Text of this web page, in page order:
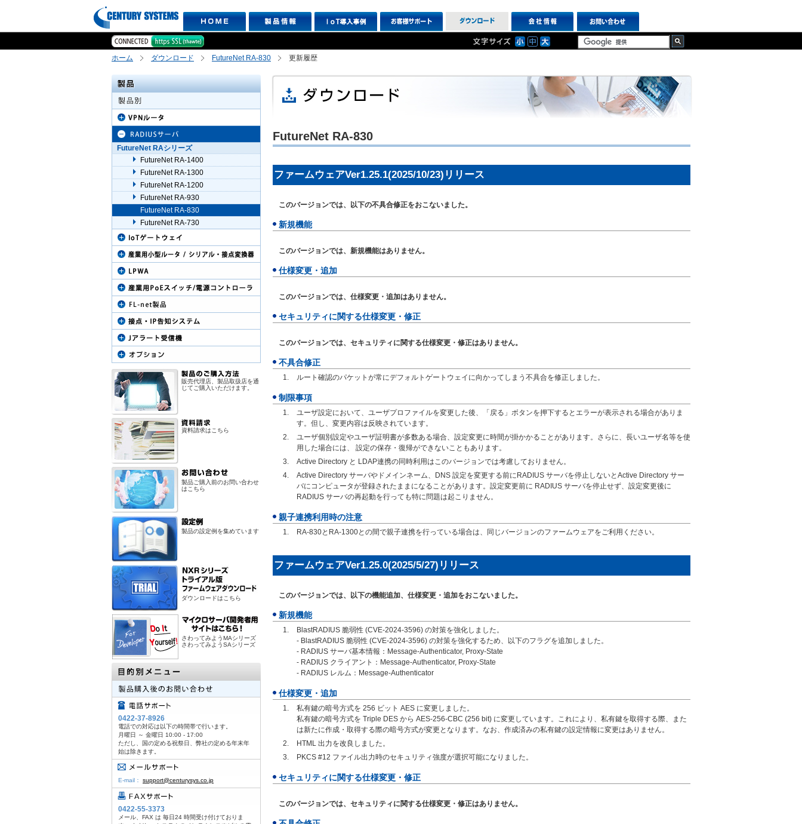
ホーム ダウンロード FutureNet RA-830 更新履歴
FutureNet RA-830
ファームウェアVer1.25.1(2025/10/23)リリース
このバージョンでは、以下の不具合修正をおこないました。
新規機能
このバージョンでは、新規機能はありません。
仕様変更・追加
このバージョンでは、仕様変更・追加はありません。
セキュリティに関する仕様変更・修正
このバージョンでは、セキュリティに関する仕様変更・修正はありません。
不具合修正
ルート確認のパケットが常にデフォルトゲートウェイに向かってしまう不具合を修正しました。
制限事項
ユーザ設定において、ユーザプロファイルを変更した後、「戻る」ボタンを押下するとエラーが表示される場合がありま
す。但し、変更内容は反映されています。
ユーザ個別設定やユーザ証明書が多数ある場合、設定変更に時間が掛かかることがあります。さらに、長いユーザ名等を使
用した場合には、 設定の保存・復帰ができないこともあります。
Active Directory と LDAP連携の同時利用はこのバージョンでは考慮しておりません。
Active Directory サーバやドメインネーム、DNS 設定を変更する前にRADIUS サーバを停止しないとActive Directory サー
バにコンピュータが登録されたままになることがあります。設定変更前に RADIUS サーバを停止せず、設定変更後に
RADIUS サーバの再起動を行っても特に問題は起こりません。
親子連携利用時の注意
RA-830とRA-1300との間で親子連携を行っている場合は、同じバージョンのファームウェアをご利用ください。
ファームウェアVer1.25.0(2025/5/27)リリース
このバージョンでは、以下の機能追加、仕様変更・追加をおこないました。
新規機能
BlastRADIUS 脆弱性 (CVE-2024-3596) の対策を強化しました。
- BlastRADIUS 脆弱性 (CVE-2024-3596) の対策を強化するため、以下のフラグを追加しました。
- RADIUS サーバ基本情報：Message-Authenticator, Proxy-State
- RADIUS クライアント：Message-Authenticator, Proxy-State
- RADIUS レルム：Message-Authenticator
仕様変更・追加
私有鍵の暗号方式を 256 ビット AES に変更しました。
私有鍵の暗号方式を Triple DES から AES-256-CBC (256 bit) に変更しています。これにより、私有鍵を取得する際、また
は新たに作成・取得する際の暗号方式が変更となります。なお、作成済みの私有鍵の設定情報に変更はありません。
HTML 出力を改良しました。
PKCS #12 ファイル出力時のセキュリティ強度が選択可能になりました。
セキュリティに関する仕様変更・修正
このバージョンでは、セキュリティに関する仕様変更・修正はありません。
FutureNet RAシリーズ
FutureNet RA-1400
FutureNet RA-1300
FutureNet RA-1200
FutureNet RA-930
FutureNet RA-830
FutureNet RA-730
販売代理店、製品取扱店を通
じてご購入いただけます。
資料請求はこちら
製品ご購入前のお問い合わせ
はこちら
製品の設定例を集めています
ダウンロードはこちら
さわってみようMAシリーズ
さわってみようSAシリーズ
0422-37-8926
電話での対応は以下の時間帯で行います。
月曜日 ～ 金曜日 10:00 - 17:00
ただし、国の定める祝祭日、弊社の定める年末年
始は除きます。
E-mail： support@centurysys.co.jp
0422-55-3373
メール、FAX は 毎日24 時間受け付けておりま